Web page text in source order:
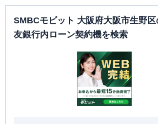
SMBCモビット 大阪府大阪市生野
友銀行内ローン契約機を検索